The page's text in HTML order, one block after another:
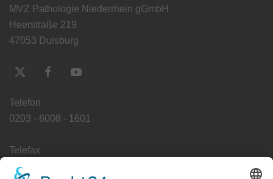
MVZ Pathologie Niederrhein gGmbH
Heerstraße 219
47053 Duisburg
Telefon
0203 - 6008 - 1601
Telefax
0203 - 6008 - 1649